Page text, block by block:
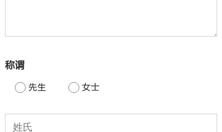
称谓
先生 女士